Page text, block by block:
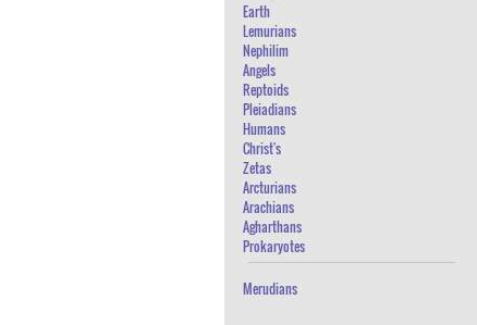
Earth
Lemurians
Nephilim
Angels
Reptoids
Pleiadians
Humans
Christ's
Zetas
Arcturians
Arachians
Agharthans
Prokaryotes
Merudians